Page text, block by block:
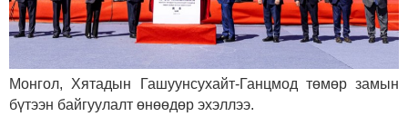
Монгол, Хятадын Гашуунсухайт-Ганцмод төмөр замын
бүтээн байгуулалт өнөөдөр эхэллээ.